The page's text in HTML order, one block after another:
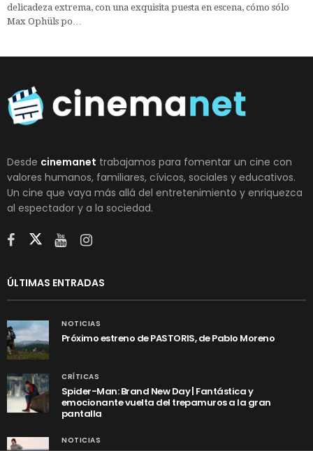
delicadeza extrema, con una exquisita puesta en escena, cómo sólo
Max Ophüls po…
Desde cinemanet trabajamos para fomentar un cine con
valores humanos, familiares, cívicos, sociales y educativos.
Un cine que vaya más allá del entretenimiento y enriquezca
al espectador y a la sociedad.
ÚLTIMAS ENTRADAS
NOTICIAS
Próximo estreno de PASTORIS, de Pablo Moreno
CRÍTICAS
Spider-Man: Brand New Day | Fantástica y
emocionante vuelta del trepamuros a la gran
pantalla
NOTICIAS